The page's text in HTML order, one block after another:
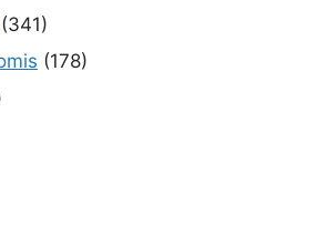
(341)
(178)